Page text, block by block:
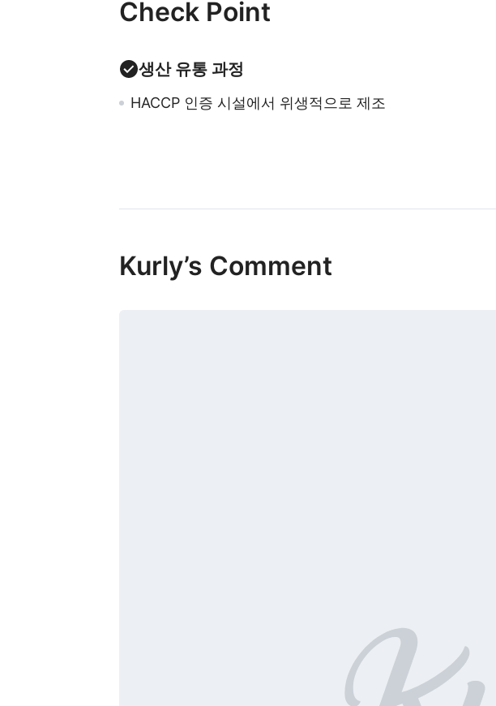
Check Point
생산 유통 과정
HACCP 인증 시설에서 위생적으로 제조
Kurly’s Comment